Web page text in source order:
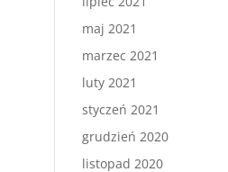
maj 2021
marzec 2021
luty 2021
styczeń 2021
grudzień 2020
listopad 2020